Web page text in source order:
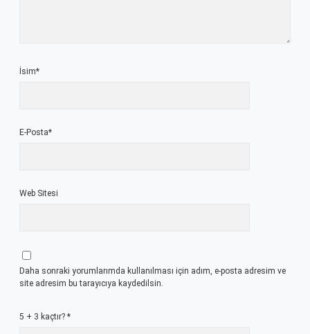
İsim*
E-Posta*
Web Sitesi
Daha sonraki yorumlarımda kullanılması için adım, e-posta adresim ve
site adresim bu tarayıcıya kaydedilsin.
5 + 3 kaçtır? *